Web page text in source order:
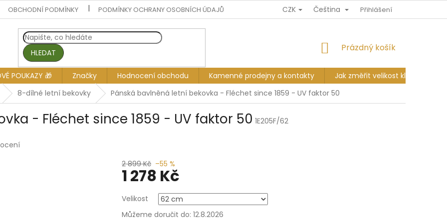
OBCHODNÍ PODMÍNKY PODMÍNKY OCHRANY OSOBNÍCH ÚDAJŮ DOPRAVA A PLATBA VÝMĚNA A VRÁCENÍ
CZK Čeština Přihlášení
HLEDAT
NÁKUPNÍ
Prázdný košík
POUKAZY 🎁 Značky Hodnocení obchodu Kamenné prodejny a kontakty
Jak změřit velikost klobouku?
8-dílné letní bekovky Pánská bavlněná letní bekovka - Fléchet since 1859 - UV faktor 50
- Fléchet since 1859 - UV faktor 50 1E205F/62
2 899 Kč –55 %
1 278 Kč
cena:
Velikost
Můžeme doručit do: 12.8.2026